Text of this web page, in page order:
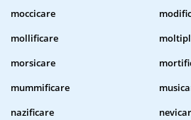
moccicare
mollificare
morsicare
mummificare
nazificare